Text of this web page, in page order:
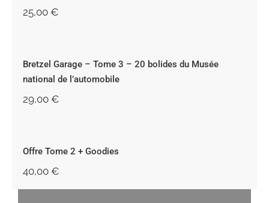
25,00 €
Bretzel Garage – Tome 3 – 20 bolides du Musée
national de l’automobile
29,00 €
Offre Tome 2 + Goodies
40,00 €